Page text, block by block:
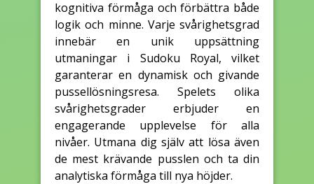
kognitiva förmåga och förbättra både
logik och minne. Varje svårighetsgrad
innebär en unik uppsättning
utmaningar i Sudoku Royal, vilket
garanterar en dynamisk och givande
pussellösningsresa. Spelets olika
svårighetsgrader erbjuder en
engagerande upplevelse för alla
nivåer. Utmana dig själv att lösa även
de mest krävande pusslen och ta din
analytiska förmåga till nya höjder.